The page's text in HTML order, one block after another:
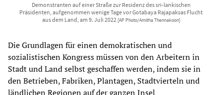
Demonstranten auf einer Straße zur Residenz des sri-lankischen
Präsidenten, aufgenommen wenige Tage vor Gotabaya Rajapaksas Flucht
aus dem Land, am 9. Juli 2022 [AP Photo/Amitha Thennakoon]
Die Grundlagen für einen demokratischen und
sozialistischen Kongress müssen von den Arbeitern in
Stadt und Land selbst geschaffen werden, indem sie in
den Betrieben, Fabriken, Plantagen, Stadtvierteln und
ländlichen Regionen auf der ganzen Insel